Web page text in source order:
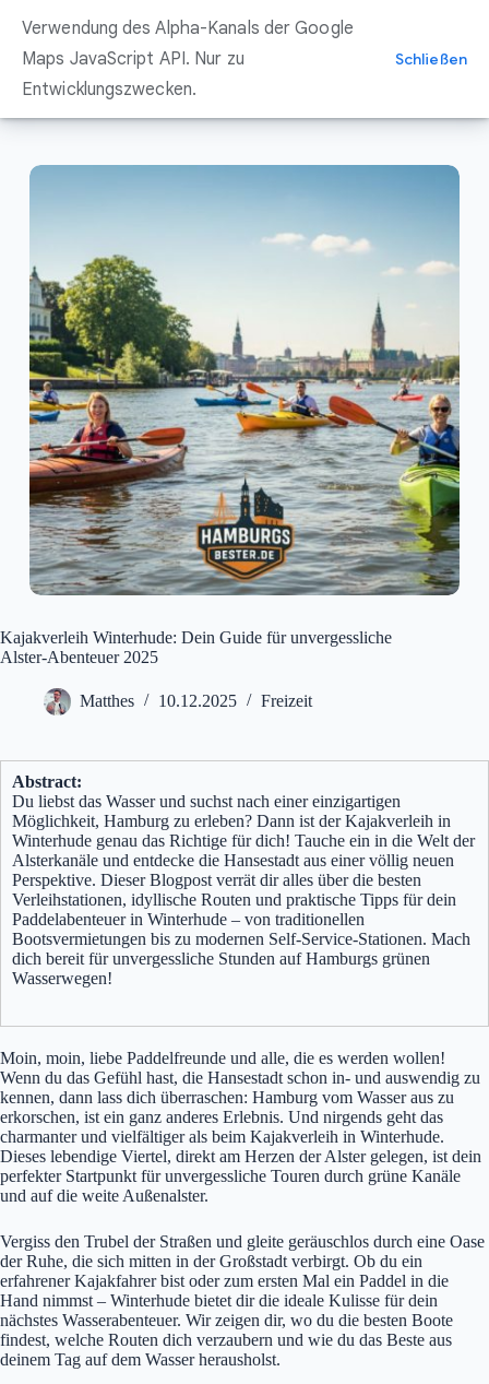
Inhalt
springen
Kajakverleih Winterhude: Dein Guide für unvergessliche
Alster-Abenteuer 2025
Matthes 10.12.2025 Freizeit
Abstract:
Du liebst das Wasser und suchst nach einer einzigartigen
Möglichkeit, Hamburg zu erleben? Dann ist der Kajakverleih in
Winterhude genau das Richtige für dich! Tauche ein in die Welt der
Alsterkanäle und entdecke die Hansestadt aus einer völlig neuen
Perspektive. Dieser Blogpost verrät dir alles über die besten
Verleihstationen, idyllische Routen und praktische Tipps für dein
Paddelabenteuer in Winterhude – von traditionellen
Bootsvermietungen bis zu modernen Self-Service-Stationen. Mach
dich bereit für unvergessliche Stunden auf Hamburgs grünen
Wasserwegen!
Moin, moin, liebe Paddelfreunde und alle, die es werden wollen!
Wenn du das Gefühl hast, die Hansestadt schon in- und auswendig zu
kennen, dann lass dich überraschen: Hamburg vom Wasser aus zu
erkorschen, ist ein ganz anderes Erlebnis. Und nirgends geht das
charmanter und vielfältiger als beim Kajakverleih in Winterhude.
Dieses lebendige Viertel, direkt am Herzen der Alster gelegen, ist dein
perfekter Startpunkt für unvergessliche Touren durch grüne Kanäle
und auf die weite Außenalster.
Vergiss den Trubel der Straßen und gleite geräuschlos durch eine Oase
der Ruhe, die sich mitten in der Großstadt verbirgt. Ob du ein
erfahrener Kajakfahrer bist oder zum ersten Mal ein Paddel in die
Hand nimmst – Winterhude bietet dir die ideale Kulisse für dein
nächstes Wasserabenteuer. Wir zeigen dir, wo du die besten Boote
findest, welche Routen dich verzaubern und wie du das Beste aus
deinem Tag auf dem Wasser herausholst.
Verwendung des Alpha-Kanals der Google
Maps JavaScript API. Nur zu
Entwicklungszwecken.
Schließen